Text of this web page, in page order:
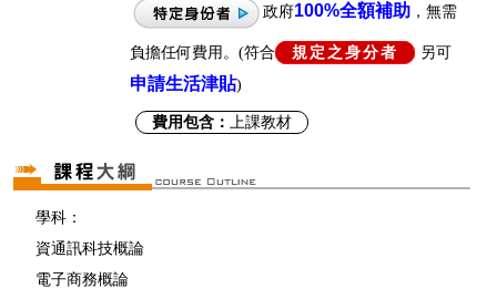
政府100%全額補助 ，無需
負擔任何費用。(符合 規定之身分者 另可
申請生活津貼)
費用包含： 上課教材
學科：
資通訊科技概論
電子商務概論